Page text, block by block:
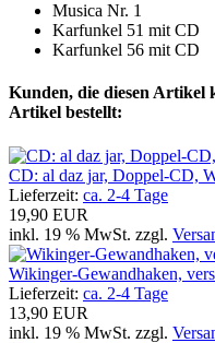
Musica Nr. 1
Karfunkel 51 mit CD
Karfunkel 56 mit CD
Kunden, die diesen Artikel
Artikel bestellt:
CD: al daz jar, Doppel-CD,
Lieferzeit: ca. 2-4 Tage
19,90 EUR
inkl. 19 % MwSt. zzgl.
Wikinger-Gewandhaken,
Lieferzeit: ca. 2-4 Tage
13,90 EUR
inkl. 19 % MwSt. zzgl.